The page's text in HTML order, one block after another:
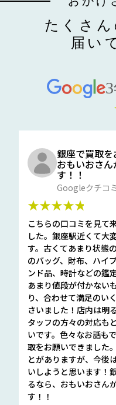
たくさ
届い
銀座で買取を
おもいおさ
す！！
Googleクチコミ
★★★★★
こちらの口コミを見て
した。銀座駅近くて大
す。古くてあまり状態
のバッグ、財布、ハイ
ンド品、時計などの鑑
あまり値段が付かない
り、合わせて満足のい
さいました！店内は明
タッフの方々の対応も
いです。色々なお話も
取をお願いできました
とがありますが、今後
いしようと思います！
るなら、おもいおさん
す！！